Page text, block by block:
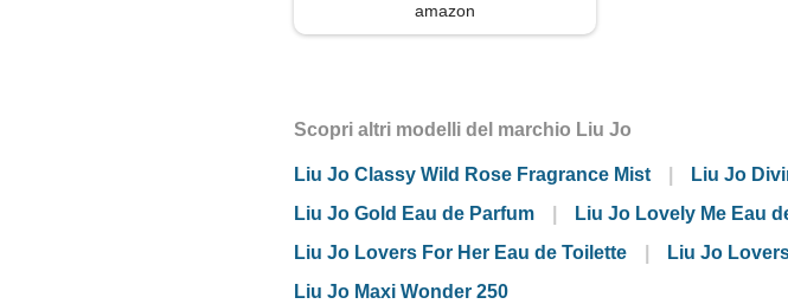
amazon
Scopri altri modelli del marchio Liu Jo
Liu Jo Classy Wild Rose Fragrance Mist Liu Jo
Liu Jo Gold Eau de Parfum
Liu Jo Lovely Me Eau
Liu Jo Lovers For Her Eau de Toilette
Liu Jo
Liu Jo Maxi Wonder 250